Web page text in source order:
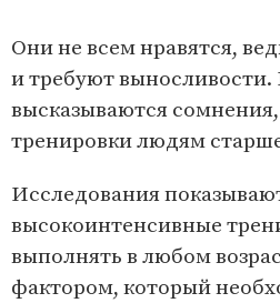
Они не всем нравятся,
и требуют выносливости.
высказываются
тренировки людям
Исследования
высокоинтенсивные
выполнять в любом
фактором, который